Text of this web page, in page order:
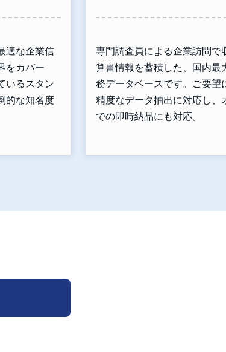
適な企業信
をカバー
いるスタン
的な知名度
専門調査員による企業訪問で
算書情報を蓄積した、国内最
務データベースです。ご要望
精度なデータ抽出に対応し、
での即時納品にも対応。